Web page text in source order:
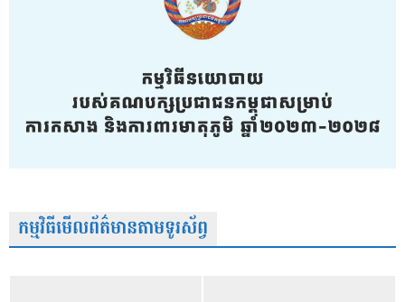
កម្មវិធីមើលព័ត៌មានតាមទូរស័ព្វ